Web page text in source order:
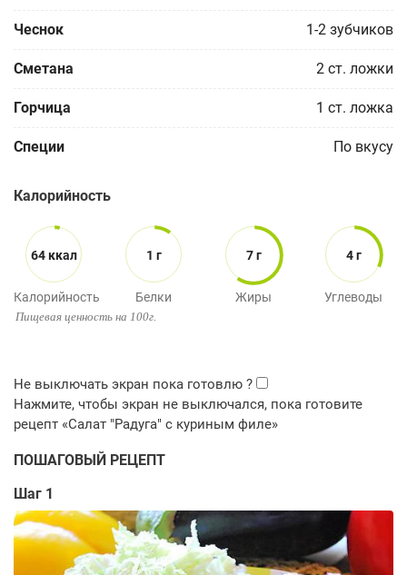
Чеснок 1-2 зубчиков
Сметана 2 ст. ложки
Горчица 1 ст. ложка
Специи По вкусу
Калорийность
64 ккал
Калорийность
1 г
Белки
7 г
Жиры
4 г
Углеводы
Пищевая ценность на 100г.
ПОШАГОВЫЙ РЕЦЕПТ
Шаг 1